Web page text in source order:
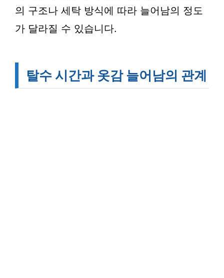
의 구조나 세탁 방식에 따라 늘어남의 정도
가 달라질 수 있습니다.
탈수 시간과 옷감 늘어남의 관계